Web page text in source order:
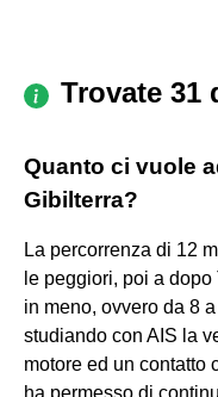
Trovate 31
Quanto ci vuole
Gibilterra?
La percorrenza di 12
le peggiori, poi a
in meno, ovvero da 8
studiando con AIS la
motore ed un contatto
ha permesso di